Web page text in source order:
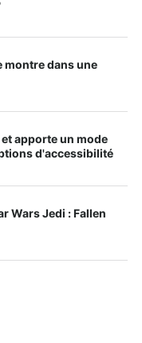
montre dans une
apporte un mode
d'accessibilité
Wars Jedi : Fallen